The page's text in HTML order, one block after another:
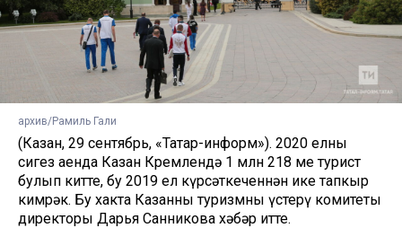
архив/Рамиль Гали
(Казан, 29 сентябрь, «Татар-информ»). 2020 елның
сигез аенда Казан Кремлендә 1 млн 218 мең турист
булып китте, бу 2019 ел күрсәткеченнән ике тапкыр
кимрәк. Бу хакта Казанның туризмны үстерү комитеты
директоры Дарья Санникова хәбәр итте.